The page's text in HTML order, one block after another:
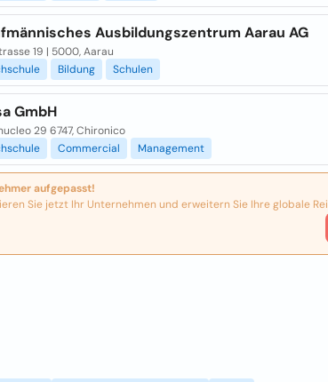
Ausbildungszentrum Aarau AG
19 | 5000, Aarau
Bildung Schulen
GmbH
29 6747, Chironico
Commercial Management
aufgepasst!
Sie jetzt Ihr Unternehmen und erweitern Sie Ihre globale